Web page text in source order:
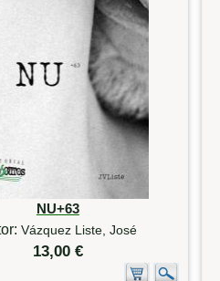
NU+63
Vázquez Liste, José
13,00 €